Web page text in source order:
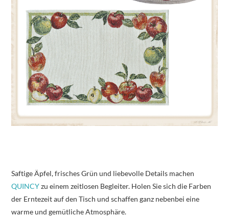
Saftige Äpfel, frisches Grün und liebevolle Details machen
QUINCYzu einem zeitlosen Begleiter. Holen Sie sich die Farben
der Erntezeit auf den Tisch und schaffen ganz nebenbei eine
warme und gemütliche Atmosphäre.